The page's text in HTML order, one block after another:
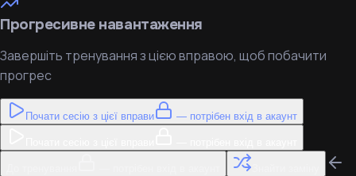
Прогресивне навантаження
Завершіть тренування з цією вправою, щоб побачити
прогрес
Почати сесію з цієї вправи — потрібен вхід в акаунт